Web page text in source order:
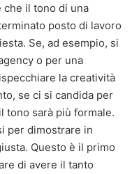
il tono di una
posto di lavoro
Se, ad esempio, si
o per una
la creatività
se ci si candida per
tono sarà più formale.
per dimostrare in
Questo è il primo
di avere il tanto